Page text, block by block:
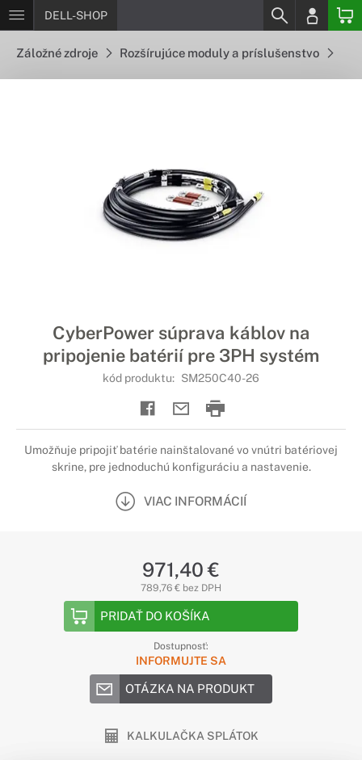
DELL-SHOP
Záložné zdroje Rozšírujúce moduly a príslušenstvo
CyberPower súprava káblov na
pripojenie batérií pre 3PH systém
kód produktu: SM250C40-26
Umožňuje pripojiť batérie nainštalované vo vnútri batériovej
skrine, pre jednoduchú konfiguráciu a nastavenie.
VIAC INFORMÁCIÍ
971,40 €
789,76 € bez DPH
PRIDAŤ DO KOŠÍKA
Dostupnosť:
INFORMUJTE SA
OTÁZKA NA PRODUKT
KALKULAČKA SPLÁTOK